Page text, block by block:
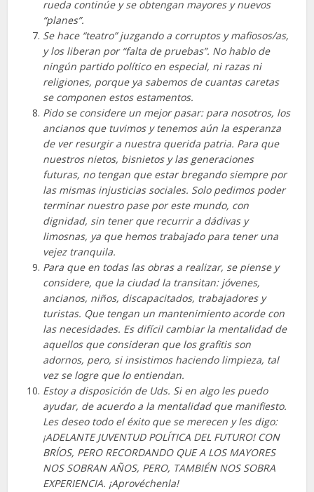
rueda continúe y se obtengan mayores y nuevos
“planes”.
Se hace “teatro” juzgando a corruptos y mafiosos/as,
y los liberan por “falta de pruebas”. No hablo de
ningún partido político en especial, ni razas ni
religiones, porque ya sabemos de cuantas caretas
se componen estos estamentos.
Pido se considere un mejor pasar: para nosotros, los
ancianos que tuvimos y tenemos aún la esperanza
de ver resurgir a nuestra querida patria. Para que
nuestros nietos, bisnietos y las generaciones
futuras, no tengan que estar bregando siempre por
las mismas injusticias sociales. Solo pedimos poder
terminar nuestro pase por este mundo, con
dignidad, sin tener que recurrir a dádivas y
limosnas, ya que hemos trabajado para tener una
vejez tranquila.
Para que en todas las obras a realizar, se piense y
considere, que la ciudad la transitan: jóvenes,
ancianos, niños, discapacitados, trabajadores y
turistas. Que tengan un mantenimiento acorde con
las necesidades. Es difícil cambiar la mentalidad de
aquellos que consideran que los grafitis son
adornos, pero, si insistimos haciendo limpieza, tal
vez se logre que lo entiendan.
Estoy a disposición de Uds. Si en algo les puedo
ayudar, de acuerdo a la mentalidad que manifiesto.
Les deseo todo el éxito que se merecen y les digo:
¡ADELANTE JUVENTUD POLÍTICA DEL FUTURO! CON
BRÍOS, PERO RECORDANDO QUE A LOS MAYORES
NOS SOBRAN AÑOS, PERO, TAMBIÉN NOS SOBRA
EXPERIENCIA. ¡Aprovéchenla!